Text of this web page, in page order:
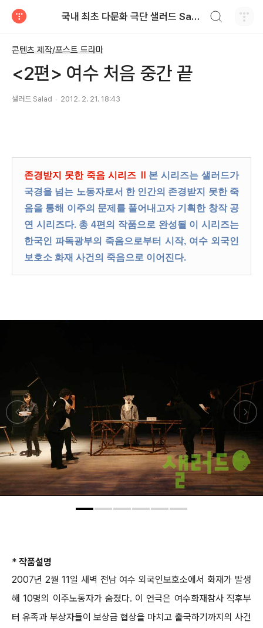
국내 최초 다문화 극단 샐러드 Salad
콘텐츠 제작/포스트 드라마
<2편> 여수 처음 중간 끝
샐러드 Salad 2012. 2. 21. 18:43
존경받지 못한 죽음 시리즈
본 시리즈는 샐러드가
국경을 넘는 노동자로서 한 인간의 존경받지 못한 죽
음을 통해 이주의 문제를 풀어내고자 기획한 창작 공
연 시리즈다. 총 4편의 작품으로 완성될 이 시리즈는
한국인 파독광부의 죽음으로부터 시작, 여수 외국인
보호소 화재 사건의 죽음으로 이어진다.
* 작품설명
2007년 2월 11일 새벽 전남 여수 외국인보호소에서 화재가 발생
해 10명의 이주노동자가 숨졌다. 이 연극은 여수화재참사 직후부
터 유족과 부상자들이 보상금 협상을 마치고 출국하기까지의 사건